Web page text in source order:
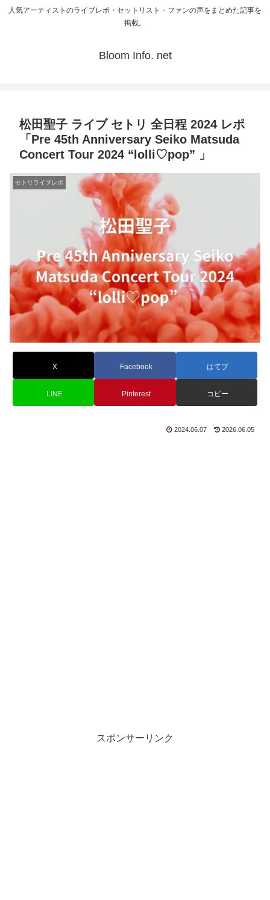
人気アーティストのライブレポ・セットリスト・ファンの声をまとめた記事を
掲載。
Bloom Info. net
松田聖子 ライブ セトリ 全日程 2024 レポ
「Pre 45th Anniversary Seiko Matsuda
Concert Tour 2024 “lolli♡pop” 」
セトリライブレポ
X Facebook はてブ
LINE Pinterest コピー
2024.06.07 2026.06.05
スポンサーリンク